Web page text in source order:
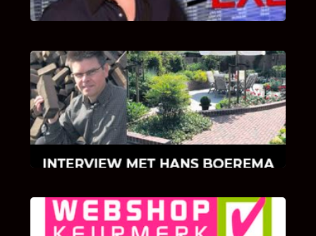
INTERVIEW MET HANS BOEREMA
Hoe Bricks and Stones ontstaan is en wat
Hans Boerema motiveert in de wereld van
klinkers en tegels!
KLANT BEOORDELINGEN